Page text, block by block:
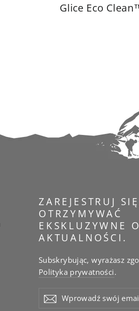
Glice Eco
ZAREJESTRUJ
OTRZYMYWAĆ
EKSKLUZYWNE
AKTUALNOŚCI.
Subskrybując, wyrażasz
Polityka prywatności.
SWÓJ